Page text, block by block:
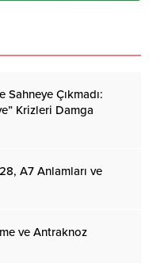
Sahneye Çıkmadı:
Krizleri Damga
A7 Anlamları ve
ve Antraknoz